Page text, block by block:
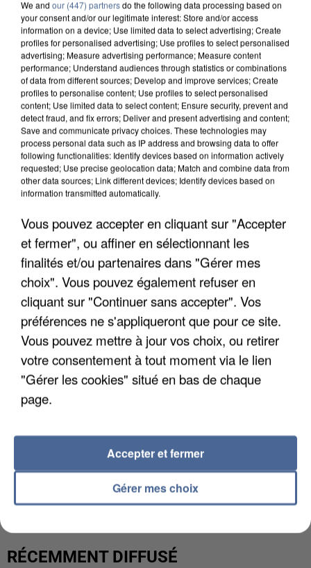
UNE TOURISTE DE L’OISE EMPORTÉE PAR UNE
LES DONNÉES DE 300 000 CLIENTS DÉROBÉES À
INTERMARCHÉ APRÈS UNE...
RÉCEMMENT DIFFUSÉ
We and our (447) partnersdo the following data processing based on
your consent and/or our legitimate interest: Store and/or access
information on a device; Use limited data to select advertising; Create
profiles for personalised advertising; Use profiles to select personalised
advertising; Measure advertising performance; Measure content
performance; Understand audiences through statistics or combinations
of data from different sources; Develop and improve services; Create
profiles to personalise content; Use profiles to select personalised
content; Use limited data to select content; Ensure security, prevent and
detect fraud, and fix errors; Deliver and present advertising and content;
Save and communicate privacy choices. These technologies may
process personal data such as IP address and browsing data to offer
following functionalities: Identify devices based on information actively
requested; Use precise geolocation data; Match and combine data from
other data sources; Link different devices; Identify devices based on
information transmitted automatically.
Vous pouvez accepter en cliquant sur "Accepter
et fermer", ou affiner en sélectionnant les
finalités et/ou partenaires dans "Gérer mes
choix". Vous pouvez également refuser en
cliquant sur "Continuer sans accepter". Vos
préférences ne s'appliqueront que pour ce site.
Vous pouvez mettre à jour vos choix, ou retirer
votre consentement à tout moment via le lien
"Gérer les cookies" situé en bas de chaque
page.
Gérer mes choix
Accepter et fermer